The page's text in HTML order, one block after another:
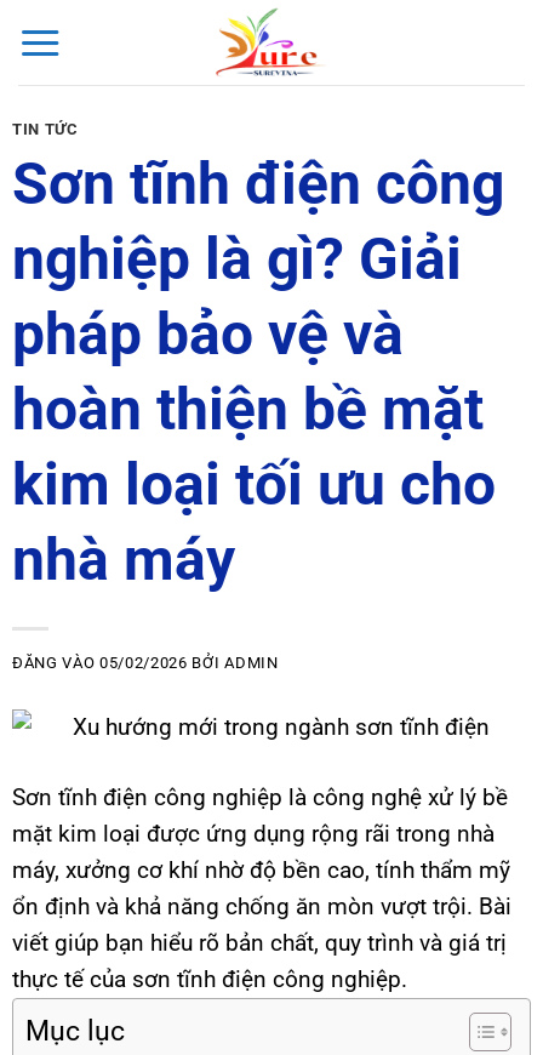
qua
nội
dung
TIN TỨC
Sơn tĩnh điện công
nghiệp là gì? Giải
pháp bảo vệ và
hoàn thiện bề mặt
kim loại tối ưu cho
nhà máy
ĐĂNG VÀO05/02/2026 BỞIADMIN
Sơn tĩnh điện công nghiệp là công nghệ xử lý bề
mặt kim loại được ứng dụng rộng rãi trong nhà
máy, xưởng cơ khí nhờ độ bền cao, tính thẩm mỹ
ổn định và khả năng chống ăn mòn vượt trội. Bài
viết giúp bạn hiểu rõ bản chất, quy trình và giá trị
thực tế của sơn tĩnh điện công nghiệp.
Mục lục